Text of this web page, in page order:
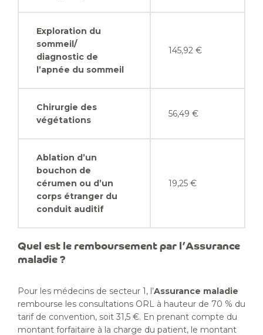
Exploration du
sommeil/
diagnostic de
l’apnée du sommeil
145,92 €
Chirurgie des
végétations
56,49 €
Ablation d’un
bouchon de
cérumen ou d’un
corps étranger du
conduit auditif
19,25 €
Quel est le remboursement par l’Assurance
maladie ?
Pour les médecins de secteur 1, l’Assurance maladie
rembourse les consultations ORL à hauteur de 70 % du
tarif de convention, soit 31,5 €. En prenant compte du
montant forfaitaire à la charge du patient, le montant